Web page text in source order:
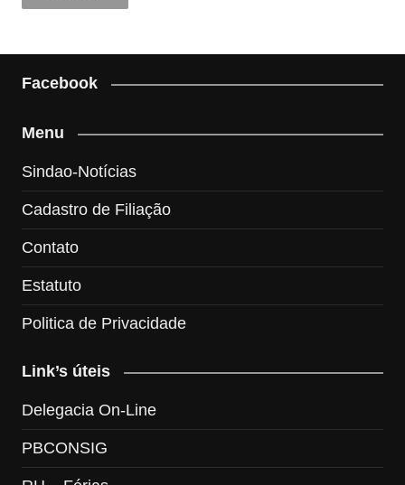
Facebook
Menu
Sindao-Notícias
Cadastro de Filiação
Contato
Estatuto
Politica de Privacidade
Link’s úteis
Delegacia On-Line
PBCONSIG